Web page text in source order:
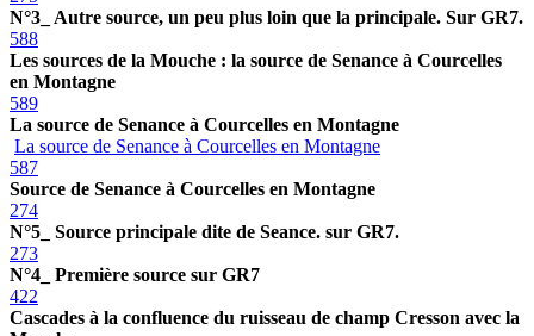
N°3_ Autre source, un peu plus loin que la principale. Sur GR7.
588
Les sources de la Mouche : la source de Senance à Courcelles
en Montagne
589
La source de Senance à Courcelles en Montagne
La source de Senance à Courcelles en Montagne
587
Source de Senance à Courcelles en Montagne
274
N°5_ Source principale dite de Seance. sur GR7.
273
N°4_ Première source sur GR7
422
Cascades à la confluence du ruisseau de champ Cresson avec la